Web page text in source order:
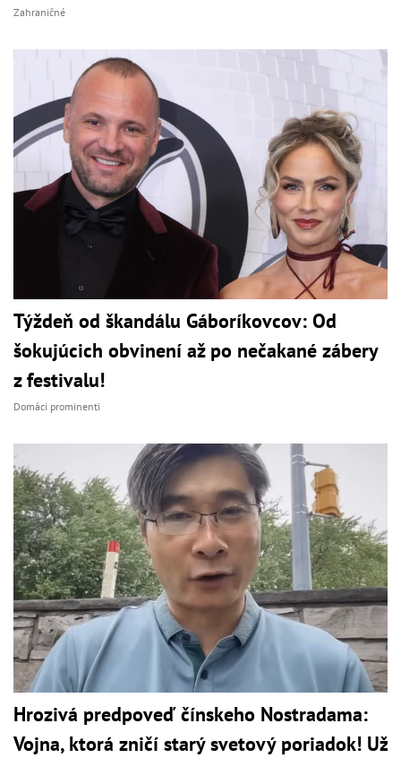
Zahraničné
Týždeň od škandálu Gáboríkovcov: Od
šokujúcich obvinení až po nečakané zábery
z festivalu!
Domáci prominenti
Hrozivá predpoveď čínskeho Nostradama:
Vojna, ktorá zničí starý svetový poriadok! Už